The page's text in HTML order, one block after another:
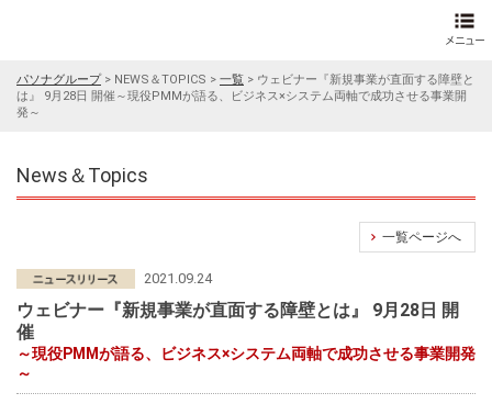
パソナグループ> NEWS＆TOPICS > 一覧 > ウェビナー『新規事業が直面する障壁と
は』 9月28日 開催～現役PMMが語る、ビジネス×システム両軸で成功させる事業開
発～
News＆Topics
一覧ページへ
2021.09.24
ウェビナー『新規事業が直面する障壁とは』 9月28日 開
催
～現役PMMが語る、ビジネス×システム両軸で成功させる事業開発
～